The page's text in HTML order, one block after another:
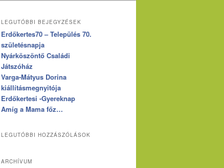
LEGUTÓBBI BEJEGYZÉSEK
Erdőkertes70 – Település 70.
születésnapja
Nyárköszöntő Családi
Játszóház
Varga-Mátyus Dorina
kiállításmegnyitója
Erdőkertesi -Gyereknap
Amíg a Mama főz…
LEGUTÓBBI HOZZÁSZÓLÁSOK
ARCHÍVUM